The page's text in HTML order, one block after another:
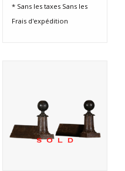
* Sans les taxes Sans les
Frais d'expédition